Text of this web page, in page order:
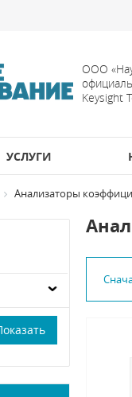
ООО
Keysight
УСЛУГИ
Анализаторы